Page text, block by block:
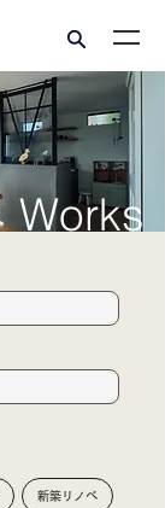
​Works
新築リノベ